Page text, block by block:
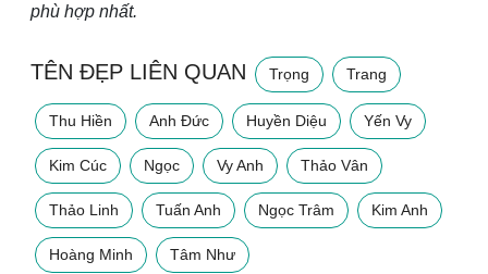
phù hợp nhất.
TÊN ĐẸP LIÊN QUAN Trọng Trang
Thu Hiền Anh Đức Huyền Diệu Yến Vy
Kim Cúc Ngọc Vy Anh Thảo Vân
Thảo Linh Tuấn Anh Ngọc Trâm Kim Anh
Hoàng Minh Tâm Như